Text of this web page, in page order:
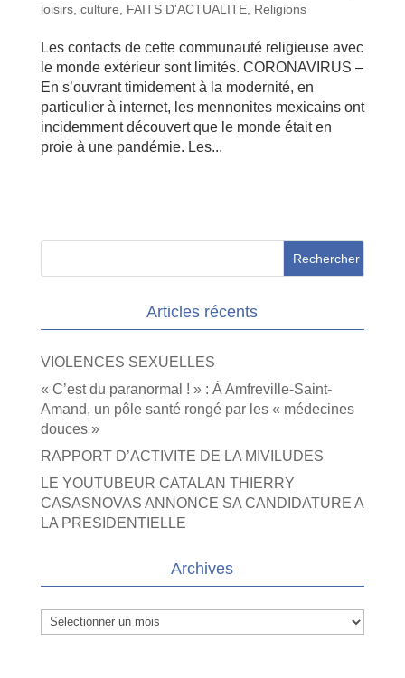
loisirs, culture
FAITS D'ACTUALITE, Religions
Les contacts de cette communauté religieuse avec
le monde extérieur sont limités. CORONAVIRUS –
En s’ouvrant timidement à la modernité, en
particulier à internet, les mennonites mexicains ont
incidemment découvert que le monde était en
proie à une pandémie. Les...
Articles récents
VIOLENCES SEXUELLES
« C’est du paranormal ! » : À Amfreville-Saint-
Amand, un pôle santé rongé par les « médecines
douces »
RAPPORT D’ACTIVITE DE LA MIVILUDES
LE YOUTUBEUR CATALAN THIERRY
CASASNOVAS ANNONCE SA CANDIDATURE A
LA PRESIDENTIELLE
Archives
Archives